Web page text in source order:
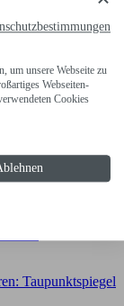
und Kupplungen
Jubiläum…
Taupunktspiegel
um unsere Webseite zu
Webseiten-
Cookies